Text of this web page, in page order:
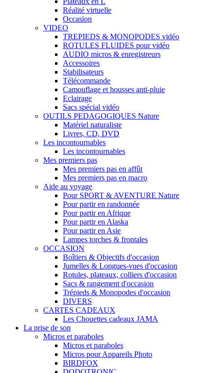
Réalité virtuelle
Occasion
VIDEO
TREPIEDS & MONOPODES vidéo
ROTULES FLUIDES pour vidéo
AUDIO micros & enregistreurs
Accessoires
Stabilisateurs
Télécommande
Camouflage et housses anti-pluie
Eclairage
Sacs spécial vidéo
OUTILS PEDAGOGIQUES Nature
Matériel naturaliste
Livres, CD, DVD
Les incontournables
Les incontournables
Mes premiers pas
Mes premiers pas en affût
Mes premiers pas en macro
Aide au voyage
Pour SPORT & AVENTURE Nature
Pour partir en randonnée
Pour partir en Afrique
Pour partir en Alaska
Pour partir en Asie
Lampes torches & frontales
OCCASION
Boîtiers & Objectifs d'occasion
Jumelles & Longues-vues d'occasion
Rotules, plateaux, colliers d'occasion
Sacs & rangement d'occasion
Trépieds & Monopodes d'occasion
DIVERS
CARTES CADEAUX
Les Chouettes cadeaux JAMA
La prise de son
Micros et paraboles
Micros et paraboles
Micros pour Appareils Photo
BIRDFOX